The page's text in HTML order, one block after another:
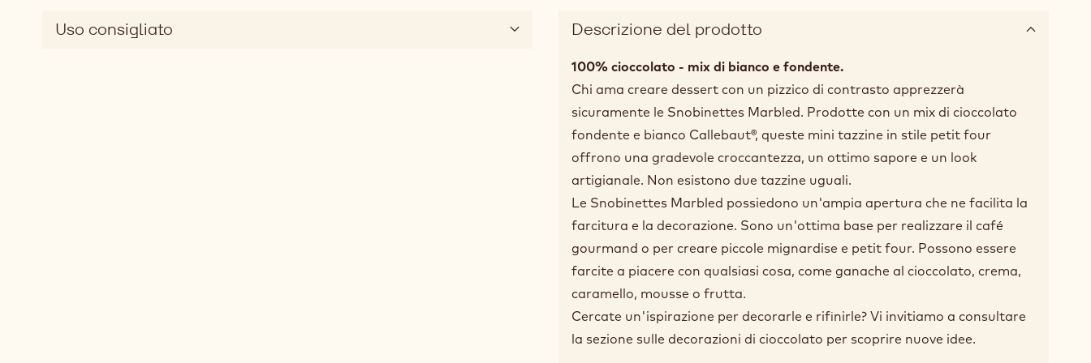
Uso consigliato Descrizione del prodotto
100% cioccolato - mix di bianco e fondente.
Chi ama creare dessert con un pizzico di contrasto apprezzerà
sicuramente le Snobinettes Marbled. Prodotte con un mix di cioccolato
fondente e bianco Callebaut®, queste mini tazzine in stile petit four
offrono una gradevole croccantezza, un ottimo sapore e un look
artigianale. Non esistono due tazzine uguali.
Le Snobinettes Marbled possiedono un'ampia apertura che ne facilita la
farcitura e la decorazione. Sono un'ottima base per realizzare il café
gourmand o per creare piccole mignardise e petit four. Possono essere
farcite a piacere con qualsiasi cosa, come ganache al cioccolato, crema,
caramello, mousse o frutta.
Cercate un'ispirazione per decorarle e rifinirle? Vi invitiamo a consultare
la sezione sulle decorazioni di cioccolato per scoprire nuove idee.